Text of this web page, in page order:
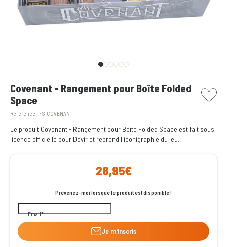
Covenant - Rangement pour Boîte Folded
Space
Référence : FS-COVENANT
picto
Le produit Covenant - Rangement pour Boîte Folded Space est fait sous
licence officielle pour Devir et reprend l'iconigraphie du jeu.
28,95€
Prévenez-moi lorsque le produit est disponible !
Email
Je m'inscris